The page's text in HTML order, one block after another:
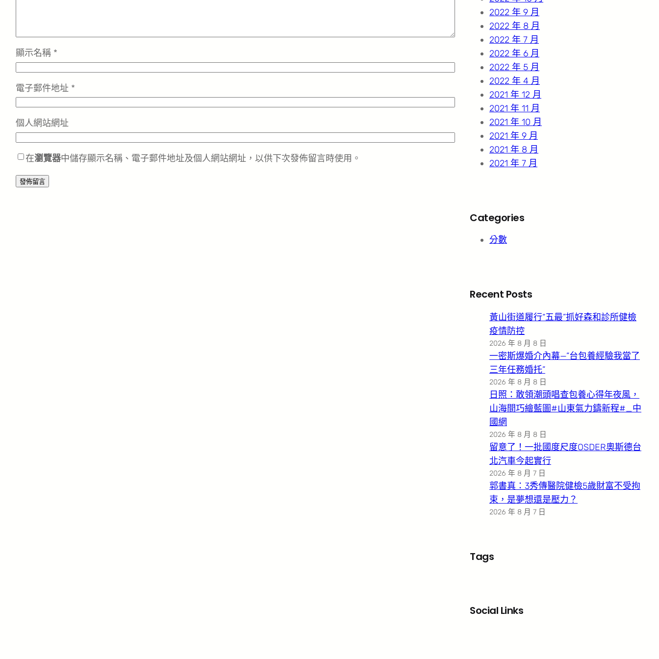
顯示名稱 *
電子郵件地址 *
個人網站網址
在瀏覽器中儲存顯示名稱、電子郵件地址及個人網站網址，以供下次發佈留言時使用。
2022 年 9 月
2022 年 8 月
2022 年 7 月
2022 年 6 月
2022 年 5 月
2022 年 4 月
2021 年 12 月
2021 年 11 月
2021 年 10 月
2021 年 9 月
2021 年 8 月
2021 年 7 月
Categories
分數
Recent Posts
黃山街道履行“五最”抓好森和診所健檢
疫情防控
2026 年 8 月 8 日
一密斯爆婚介內幕—”台包養經驗我當了
三年任務婚托”
2026 年 8 月 8 日
日照：敢領潮頭唱查包養心得年夜風，
山海間巧繪藍圖#山東氣力鑄新程#_中
國網
2026 年 8 月 8 日
留意了！一批國度尺度OSDER奧斯德台
北汽車今起實行
2026 年 8 月 7 日
郭書真：3秀傳醫院健檢5歲財富不受拘
束，是夢想還是壓力？
2026 年 8 月 7 日
Tags
Social Links